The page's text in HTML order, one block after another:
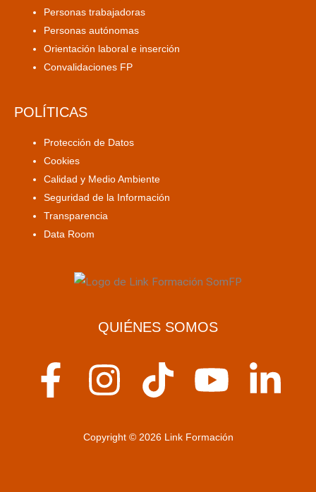
Personas trabajadoras
Personas autónomas
Orientación laboral e inserción
Convalidaciones FP
POLÍTICAS
Protección de Datos
Cookies
Calidad y Medio Ambiente
Seguridad de la Información
Transparencia
Data Room
QUIÉNES SOMOS
F
I
s
T
k
Y
u
L
Copyright © 2026 Link Formación